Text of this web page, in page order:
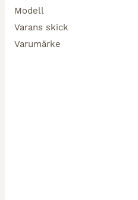
Modell
Varans skick
Varumärke